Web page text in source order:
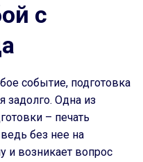
с
событие, подготовка
задолго. Одна из
– печать
без нее на
и возникает вопрос